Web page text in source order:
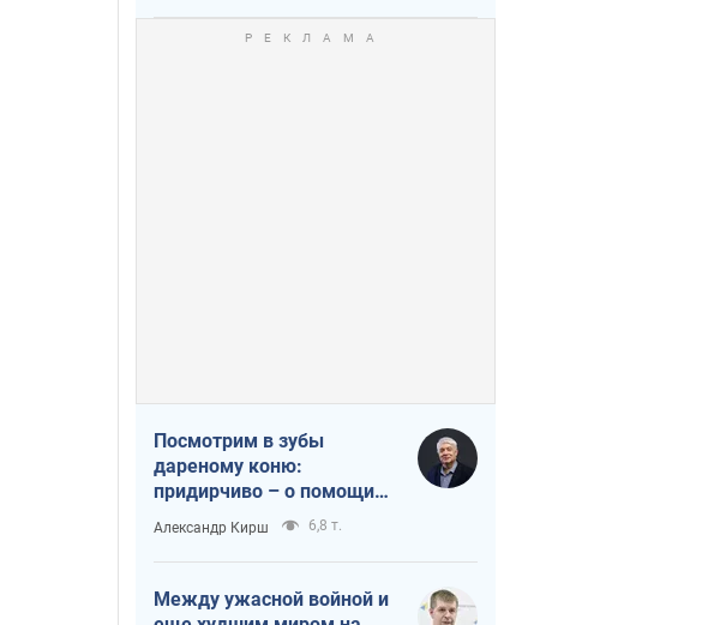
Посмотрим в зубы
дареному коню:
придирчиво – о помощи
Украине
Александр Кирш 6,8 т.
Между ужасной войной и